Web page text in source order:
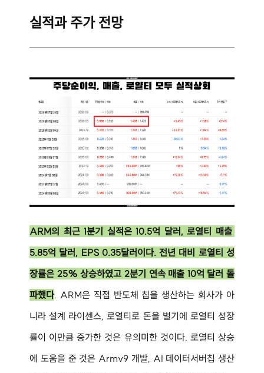
실적과 주가 전망
ARM의 최근 1분기 실적은 10.5억 달러, 로열티 매출
5.85억 달러, EPS 0.35달러이다. 전년 대비 로열티 성
장률은 25% 상승하였고 2분기 연속 매출 10억 달러 돌
파했다. ARM은 직접 반도체 칩을 생산하는 회사가 아
니라 설계 라이센스, 로열티로 돈을 벌기에 로열티 성장
률이 이만큼 증가한 것은 유의미한 것이다. 로열티 상승
에 도움을 준 것은 Armv9 개발, AI 데이터서버칩 생산